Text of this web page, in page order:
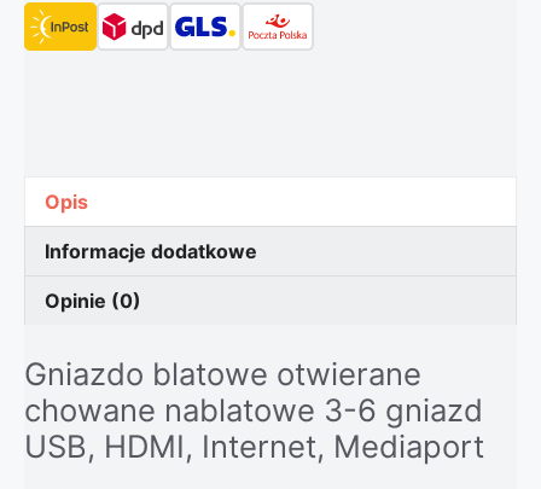
Opis
Informacje dodatkowe
Opinie (0)
Gniazdo blatowe otwierane
chowane nablatowe 3-6 gniazd
USB, HDMI, Internet, Mediaport